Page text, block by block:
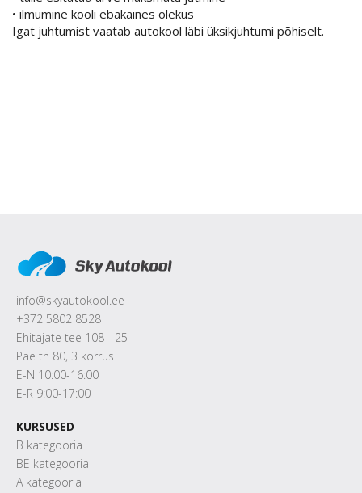
• ilmumine kooli ebakaines olekus
Igat juhtumist vaatab autokool läbi üksikjuhtumi põhiselt.
info@skyautokool.ee
+372 5802 8528
Ehitajate tee 108 - 25
Pae tn 80, 3 korrus
E-N 10:00-16:00
E-R 9:00-17:00
KURSUSED
B kategooria
BE kategooria
A kategooria